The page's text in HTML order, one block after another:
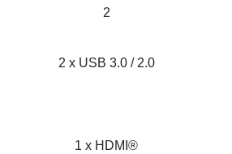
2
2 x USB 3.0 / 2.0
1 x HDMI®